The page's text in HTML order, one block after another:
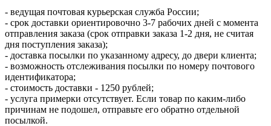
- ведущая почтовая курьерская служба России;
- срок доставки ориентировочно 3-7 рабочих дней с момента
отправления заказа (срок отправки заказа 1-2 дня, не считая
дня поступления заказа);
- доставка посылки по указанному адресу, до двери клиента;
- возможность отслеживания посылки по номеру почтового
идентификатора;
- стоимость доставки - 1250 рублей;
- услуга примерки отсутствует. Если товар по каким-либо
причинам не подошел, отправьте его обратно отдельной
посылкой.